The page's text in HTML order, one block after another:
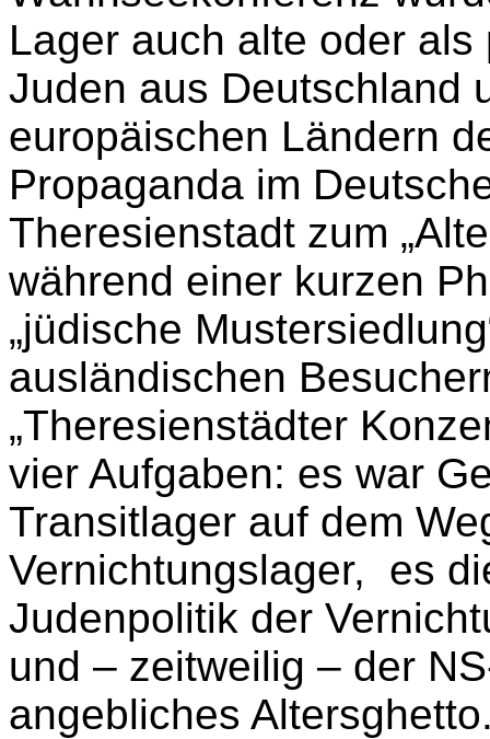
Lager auch alte oder
Juden aus Deutschland
europäischen Ländern
Propaganda im
Theresienstadt zum
während einer kurzen
„jüdische
ausländischen
„Theresienstädter
vier Aufgaben: es war
Transitlager auf dem
Vernichtungslager, es
Judenpolitik der
und – zeitweilig – der
angebliches